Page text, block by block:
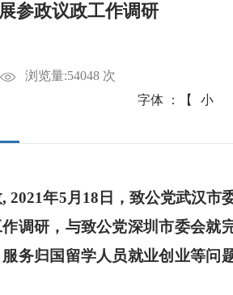
参政议政工作调研
浏览量:54048 次
字体 ：【
小
2021年5月18日，致公党武汉市
调研，与致公党深圳市委会就
务归国留学人员就业创业等问